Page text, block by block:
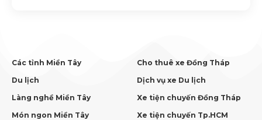
Các tỉnh Miền Tây
Du lịch
Làng nghề Miền Tây
Món ngon Miền Tây
Cho thuê xe Đồng Tháp
Dịch vụ xe Du lịch
Xe tiện chuyến Đồng Tháp
Xe tiện chuyến Tp.HCM